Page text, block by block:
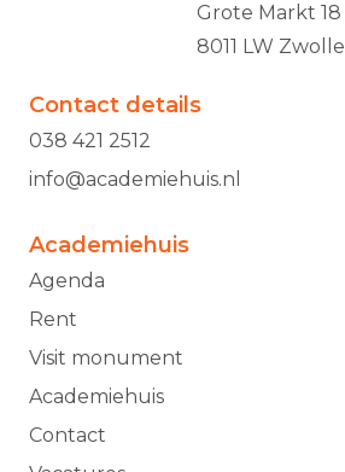
Grote Markt 18
8011 LW Zwolle
Contact details
038 421 2512
info@academiehuis.nl
Academiehuis
Agenda
Rent
Visit monument
Academiehuis
Contact